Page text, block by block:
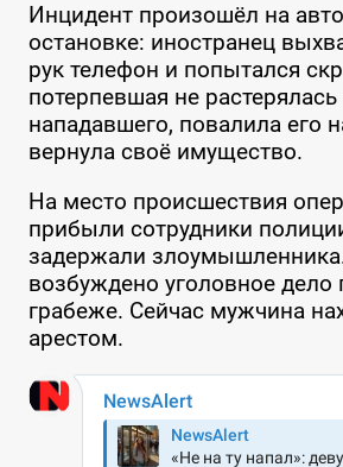
Инцидент произошёл на
остановке: иностранец
рук телефон и попытался
потерпевшая не
нападавшего, повалила его
вернула своё имущество.
На место происшествия
прибыли сотрудники
задержали
возбуждено уголовное дело
грабеже. Сейчас мужчина
арестом.